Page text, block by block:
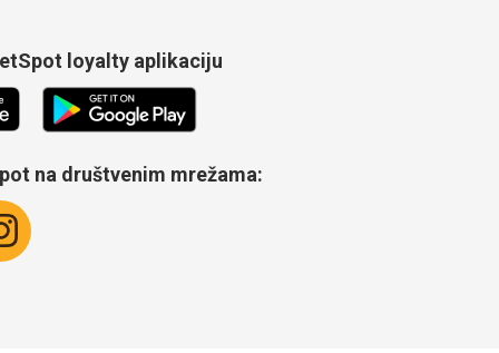
loyalty aplikaciju
na društvenim mrežama: